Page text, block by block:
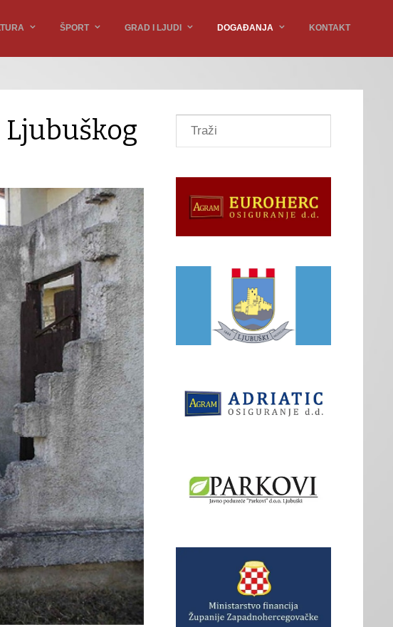
ŠPORT GRAD I LJUDI DOGAĐANJA KONTAKT
Ljubuškog